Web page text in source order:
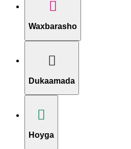
Waxbarasho
Dukaamada
Hoyga